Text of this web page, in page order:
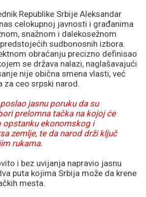
Republike Srbije Aleksandar
celokupnoj javnosti i građanima
snažnom i dalekosežnom
sudbonosnih izbora.
obraćanju precizno definisao
se država nalazi, naglašavajući
nije obična smena vlasti, već
ceo srpski narod.
jasnu poruku da su
prelomna tačka na kojoj će
opstanku ekonomskog i
zemlje, te da narod drži ključ
rukama.
i bez uvijanja napravio jasnu
puta kojima Srbija može da krene
mesta.